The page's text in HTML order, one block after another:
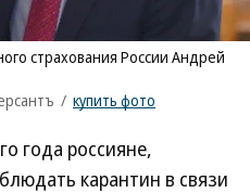
страхования России Андрей
/ купить фото
года россияне,
карантин в связи